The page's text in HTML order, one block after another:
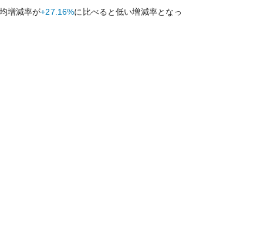
増減率が+27.16%に比べると低い増減率となっ